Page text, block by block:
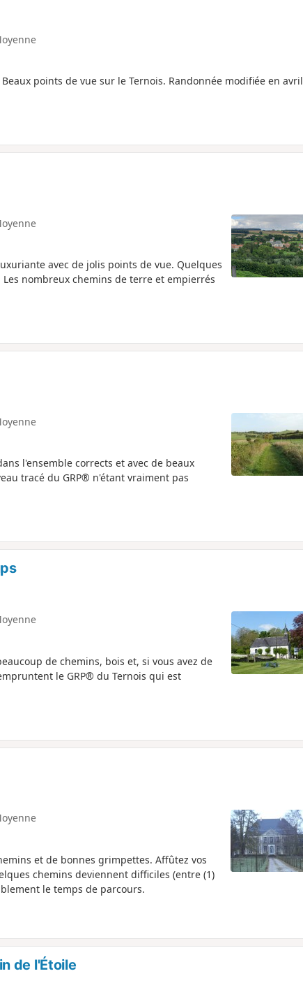
points de vue sur le Ternois. Randonnée modifiée en avril
avec de jolis points de vue. Quelques
nombreux chemins de terre et empierrés
l'ensemble corrects et avec de beaux
tracé du GRP® n'étant vraiment pas
de chemins, bois et, si vous avez de
le GRP® du Ternois qui est
et de bonnes grimpettes. Affûtez vos
chemins deviennent difficiles (entre (1)
le temps de parcours.
de l'Étoile